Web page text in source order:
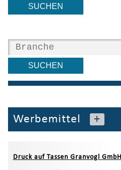
Werbemittel +
Druck auf Tassen Granvogl GmbH